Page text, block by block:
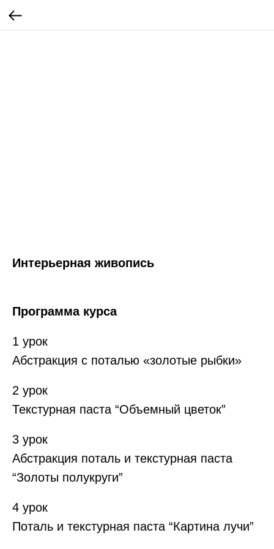
Интерьерная живопись
Программа курса
1 урок
Абстракция с поталью «золотые рыбки»
2 урок
Текстурная паста “Объемный цветок”
3 урок
Абстракция поталь и текстурная паста
“Золоты полукруги”
4 урок
Поталь и текстурная паста “Картина лучи”